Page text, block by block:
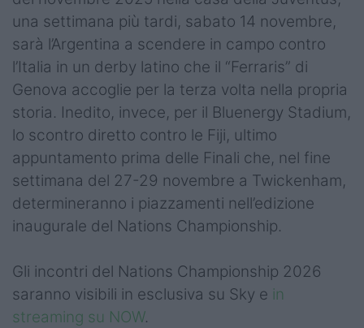
una settimana più tardi, sabato 14 novembre,
sarà l’Argentina a scendere in campo contro
l’Italia in un derby latino che il “Ferraris” di
Genova accoglie per la terza volta nella propria
storia. Inedito, invece, per il Bluenergy Stadium,
lo scontro diretto contro le Fiji, ultimo
appuntamento prima delle Finali che, nel fine
settimana del 27-29 novembre a Twickenham,
determineranno i piazzamenti nell’edizione
inaugurale del Nations Championship.
Gli incontri del Nations Championship 2026
saranno visibili in esclusiva su Sky e in
streaming su NOW.